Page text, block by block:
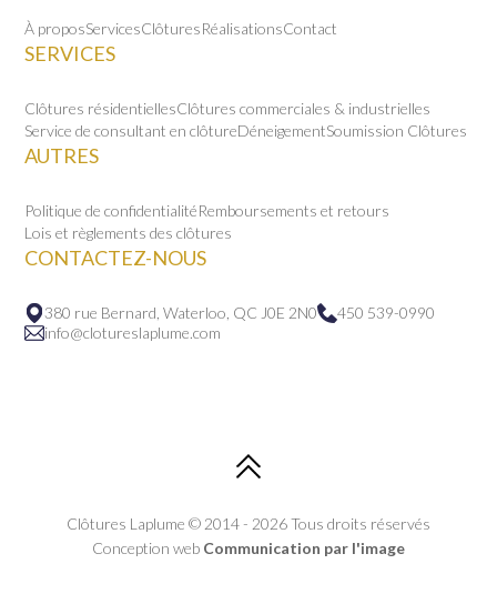
À proposServicesClôturesRéalisationsContact
SERVICES
Clôtures résidentiellesClôtures commerciales & industrielles
Service de consultant en clôtureDéneigementSoumission Clôtures
AUTRES
Politique de confidentialitéRemboursements et retours
Lois et règlements des clôtures
CONTACTEZ-NOUS
380 rue Bernard, Waterloo, QC J0E 2N0
450 539-0990
info@clotureslaplume.com
Clôtures Laplume © 2014 - 2026 Tous droits réservés
Conception web Communication par l'image